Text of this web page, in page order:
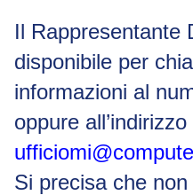
Il Rappresentante
disponibile per
informazioni al
oppure
Si precisa che